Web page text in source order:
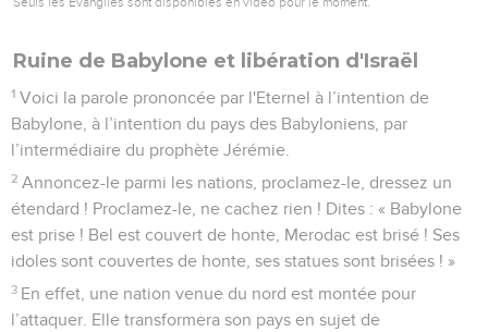
Ruine de Babylone et libération d'Israël
1 Voici la parole prononcée par l'Eternel à l’intention de
Babylone, à l’intention du pays des Babyloniens, par
l’intermédiaire du prophète Jérémie.
2 Annoncez-le parmi les nations, proclamez-le, dressez un
étendard ! Proclamez-le, ne cachez rien ! Dites : « Babylone
est prise ! Bel est couvert de honte, Merodac est brisé ! Ses
idoles sont couvertes de honte, ses statues sont brisées ! »
3 En effet, une nation venue du nord est montée pour
l’attaquer. Elle transformera son pays en sujet de